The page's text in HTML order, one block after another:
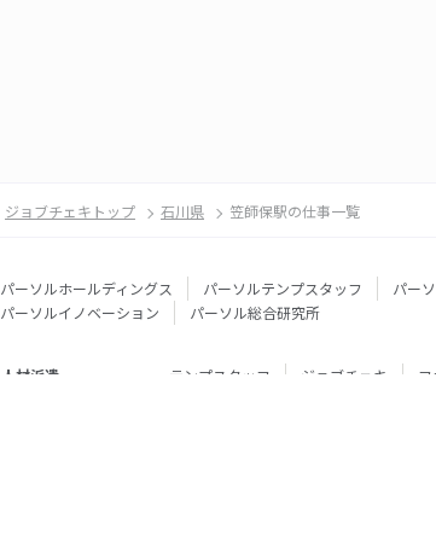
ジョブチェキトップ 石川県 笠師保駅の仕事一覧
パーソルホールディングス パーソルテンプスタッフ パー
パーソルイノベーション
パーソル総合研究所
人材派遣 テンプスタッフ ジョブチェキ フ